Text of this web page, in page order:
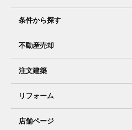
条件から探す
不動産売却
注文建築
リフォーム
店舗ページ